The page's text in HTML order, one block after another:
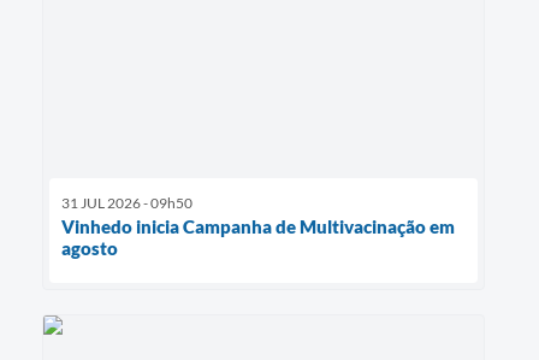
31 JUL 2026 - 09h50
Vinhedo inicia Campanha de Multivacinação em
agosto